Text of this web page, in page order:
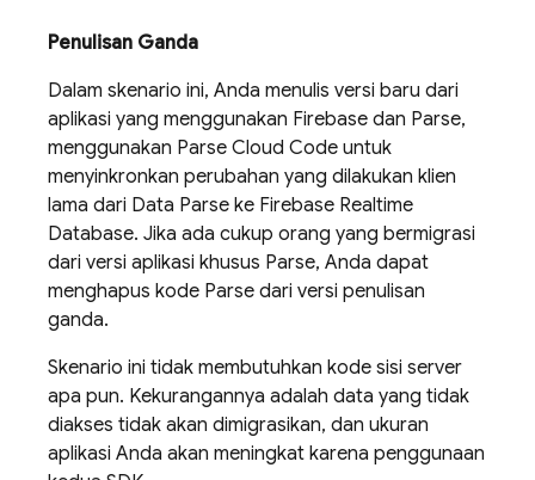
Penulisan Ganda
Dalam skenario ini, Anda menulis versi baru dari
aplikasi yang menggunakan Firebase dan Parse,
menggunakan Parse Cloud Code untuk
menyinkronkan perubahan yang dilakukan klien
lama dari Data Parse ke Firebase Realtime
Database. Jika ada cukup orang yang bermigrasi
dari versi aplikasi khusus Parse, Anda dapat
menghapus kode Parse dari versi penulisan
ganda.
Skenario ini tidak membutuhkan kode sisi server
apa pun. Kekurangannya adalah data yang tidak
diakses tidak akan dimigrasikan, dan ukuran
aplikasi Anda akan meningkat karena penggunaan